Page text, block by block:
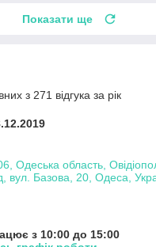
Показати ще
з 271 відгука за рік
Одеська область,
вул. Базова, 20, Одеса,
з 10:00 до 15:00